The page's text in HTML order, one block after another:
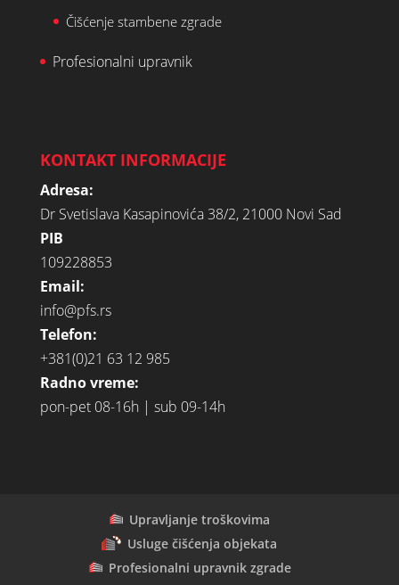
Čišćenje stambene zgrade
Profesionalni upravnik
KONTAKT INFORMACIJE
Adresa:
Dr Svetislava Kasapinovića 38/2, 21000 Novi Sad
PIB
109228853
Email:
info@pfs.rs
Telefon:
+381(0)21 63 12 985
Radno vreme:
pon-pet 08-16h | sub 09-14h
Upravljanje troškovima
Usluge čišćenja objekata
Profesionalni upravnik zgrade